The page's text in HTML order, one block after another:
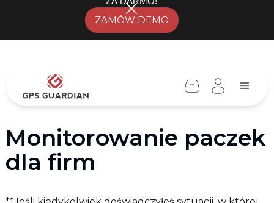
ZAMÓW DEMO
Monitorowanie paczek
dla firm